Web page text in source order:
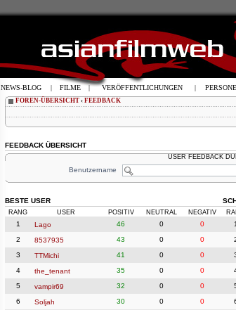
FOREN-ÜBERSICHT ‹ FEEDBACK
FEEDBACK ÜBERSICHT
USER FEEDBACK
Benutzername
BESTE USER
RANG USER POSITIV NEUTRAL NEGATIV
1 Lago 46 0
0
2
8537935 43 0
0
3
TTMichi 41 0
0
4
the_tenant 35 0
0
5
vampir69 32 0
0
6
Soljah 30 0
0
1
NEWS-BLOG | FILME | VERÖFFENTLICHUNGEN |